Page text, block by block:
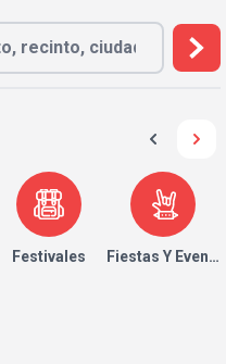
Festivales Fiestas Y Eventos